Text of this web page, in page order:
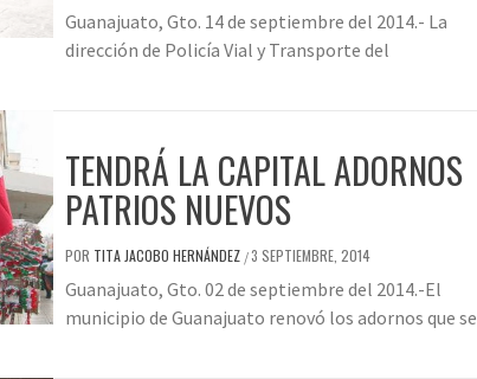
Guanajuato, Gto. 14 de septiembre del 2014.- La
dirección de Policía Vial y Transporte del
TENDRÁ LA CAPITAL ADORNOS
PATRIOS NUEVOS
POR TITA JACOBO HERNÁNDEZ /3 SEPTIEMBRE, 2014
Guanajuato, Gto. 02 de septiembre del 2014.-El
municipio de Guanajuato renovó los adornos que se